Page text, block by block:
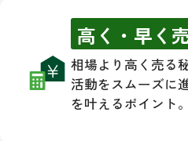
高く・早く
相場より高く売る
活動をスムーズに
を叶えるポイント。